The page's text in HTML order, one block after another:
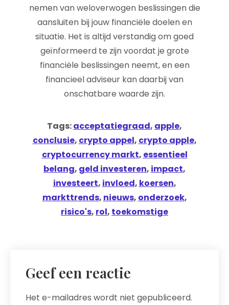
nemen van weloverwogen beslissingen die
aansluiten bij jouw financiële doelen en
situatie. Het is altijd verstandig om goed
geïnformeerd te zijn voordat je grote
financiële beslissingen neemt, en een
financieel adviseur kan daarbij van
onschatbare waarde zijn.
Tags:acceptatiegraad, apple,
conclusie, crypto appel, crypto apple,
cryptocurrency markt, essentieel
belang, geld investeren, impact,
investeert, invloed, koersen,
markttrends, nieuws, onderzoek,
risico's, rol, toekomstige
Geef een reactie
Het e-mailadres wordt niet gepubliceerd.